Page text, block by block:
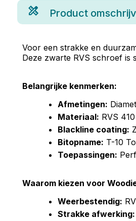
Product
Voor een strakke en
Deze zwarte RVS schroef
Belangrijke kenmerken:
Afmetingen:
Materiaal: RVS
Blackline coating:
Bitopname: T-10
Toepassingen:
Waarom kiezen voor
Weerbestendig:
Strakke afwerking: